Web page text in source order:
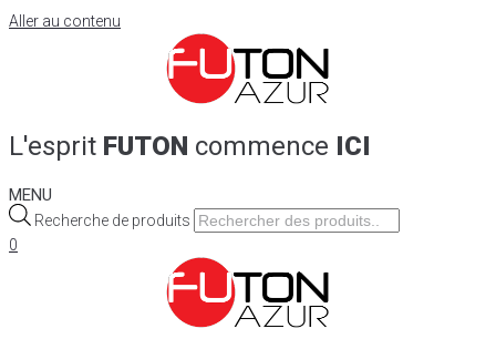
Aller au contenu
L'esprit FUTON commence ICI
MENU
Recherche de produits
0